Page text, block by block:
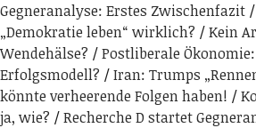
Gegneranalyse: Erstes Zwischenfazit
„Demokratie leben“ wirklich?
Kein
Wendehälse?
Postliberale
Erfolgsmodell?
Iran: Trumps
könnte verheerende Folgen haben!
ja, wie?
Recherche D startet